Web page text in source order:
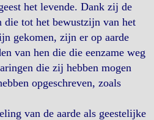
het levende. Dank zij de
tot het bewustzijn van het
gekomen, zijn er op aarde
van hen die die eenzame weg
die zij hebben mogen
opgeschreven, zoals
van de aarde als geestelijke